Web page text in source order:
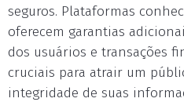
seguros. Plataformas
oferecem garantias
dos usuários e transações
cruciais para atrair um
integridade de suas